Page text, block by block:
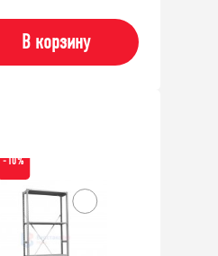
В корзину
-10%